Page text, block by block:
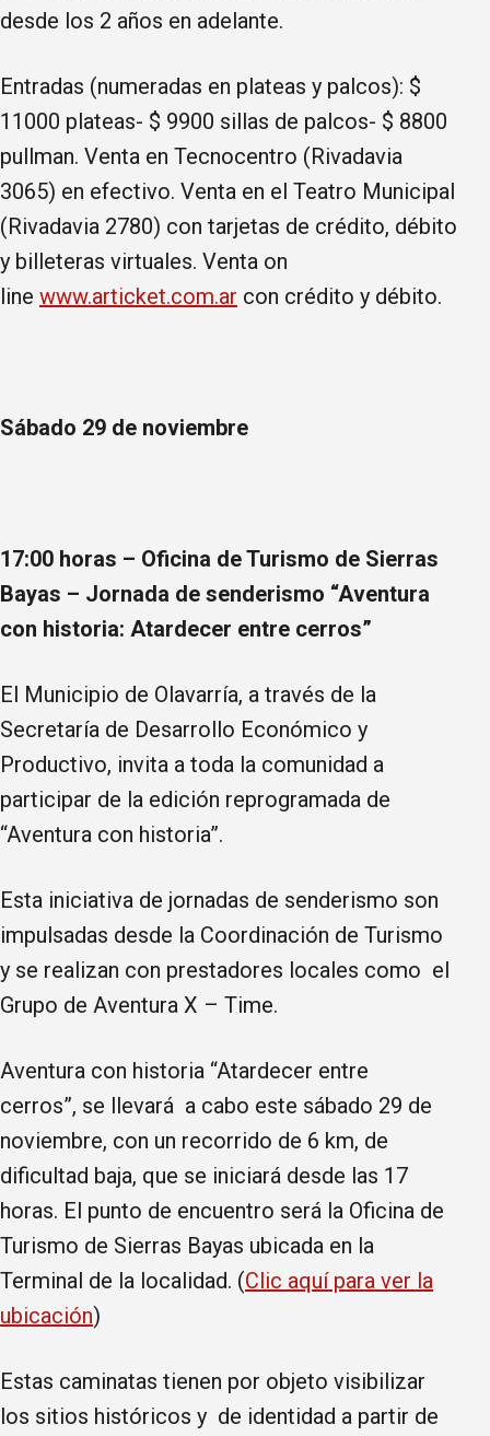
desde los 2 años en adelante.
Entradas (numeradas en plateas y palcos): $
11000 plateas- $ 9900 sillas de palcos- $ 8800
pullman. Venta en Tecnocentro (Rivadavia
3065) en efectivo. Venta en el Teatro Municipal
(Rivadavia 2780) con tarjetas de crédito, débito
y billeteras virtuales. Venta on
line www.articket.com.ar con crédito y débito.
Sábado 29 de noviembre
17:00 horas – Oficina de Turismo de Sierras
Bayas – Jornada de senderismo “Aventura
con historia: Atardecer entre cerros”
El Municipio de Olavarría, a través de la
Secretaría de Desarrollo Económico y
Productivo, invita a toda la comunidad a
participar de la edición reprogramada de
“Aventura con historia”.
Esta iniciativa de jornadas de senderismo son
impulsadas desde la Coordinación de Turismo
y se realizan con prestadores locales como el
Grupo de Aventura X – Time.
Aventura con historia “Atardecer entre
cerros”, se llevará a cabo este sábado 29 de
noviembre, con un recorrido de 6 km, de
dificultad baja, que se iniciará desde las 17
horas. El punto de encuentro será la Oficina de
Turismo de Sierras Bayas ubicada en la
Terminal de la localidad. (Clic aquí para ver la
ubicación)
Estas caminatas tienen por objeto visibilizar
los sitios históricos y de identidad a partir de